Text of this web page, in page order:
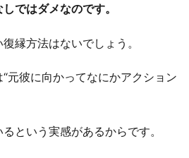
ではダメなのです。
縁方法はないでしょう。
元彼に向かってなにかアクション
という実感があるからです。